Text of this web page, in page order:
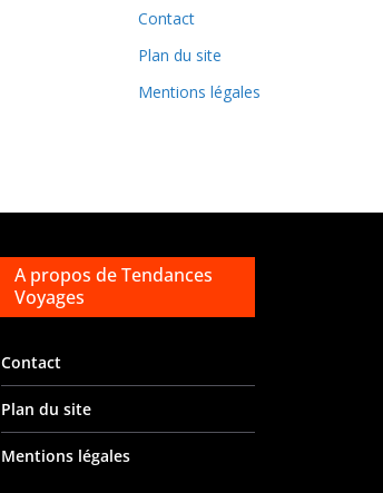
s
Contact
Plan du site
Mentions légales
A propos de Tendances
Voyages
Contact
Plan du site
Mentions légales